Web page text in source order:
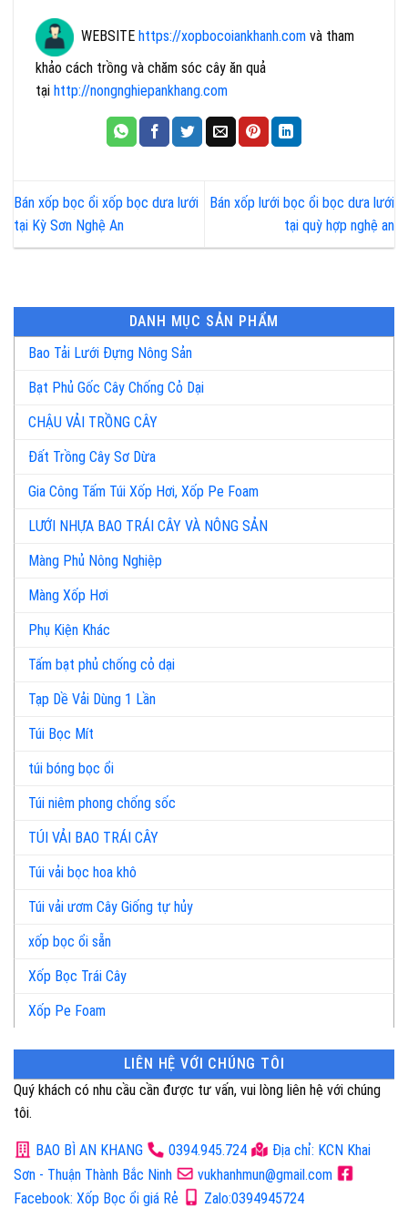
WEBSITE https://xopbocoiankhanh.com và tham
khảo cách trồng và chăm sóc cây ăn quả
tại http://nongnghiepankhang.com
Bán xốp bọc ổi xốp bọc dưa lưới
tại Kỳ Sơn Nghệ An
Bán xốp lưới bọc ổi bọc dưa lưới
tại quỳ hợp nghệ an
DANH MỤC SẢN PHẨM
Bao Tải Lưới Đựng Nông Sản
Bạt Phủ Gốc Cây Chống Cỏ Dại
CHẬU VẢI TRỒNG CÂY
Đất Trồng Cây Sơ Dừa
Gia Công Tấm Túi Xốp Hơi, Xốp Pe Foam
LƯỚI NHỰA BAO TRÁI CÂY VÀ NÔNG SẢN
Màng Phủ Nông Nghiệp
Màng Xốp Hơi
Phụ Kiện Khác
Tấm bạt phủ chống cỏ dại
Tạp Dề Vải Dùng 1 Lần
Túi Bọc Mít
túi bóng bọc ổi
Túi niêm phong chống sốc
TÚI VẢI BAO TRÁI CÂY
Túi vải bọc hoa khô
Túi vải ươm Cây Giống tự hủy
xốp bọc ổi sẵn
Xốp Bọc Trái Cây
Xốp Pe Foam
LIÊN HỆ VỚI CHÚNG TÔI
Quý khách có nhu cầu cần được tư vấn, vui lòng liên hệ với chúng
tôi.
BAO BÌ AN KHANG 0394.945.724
Địa chỉ: KCN Khai
Sơn - Thuận Thành Bắc Ninh
vukhanhmun@gmail.com
Facebook: Xốp Bọc ổi giá Rẻ
Zalo:0394945724